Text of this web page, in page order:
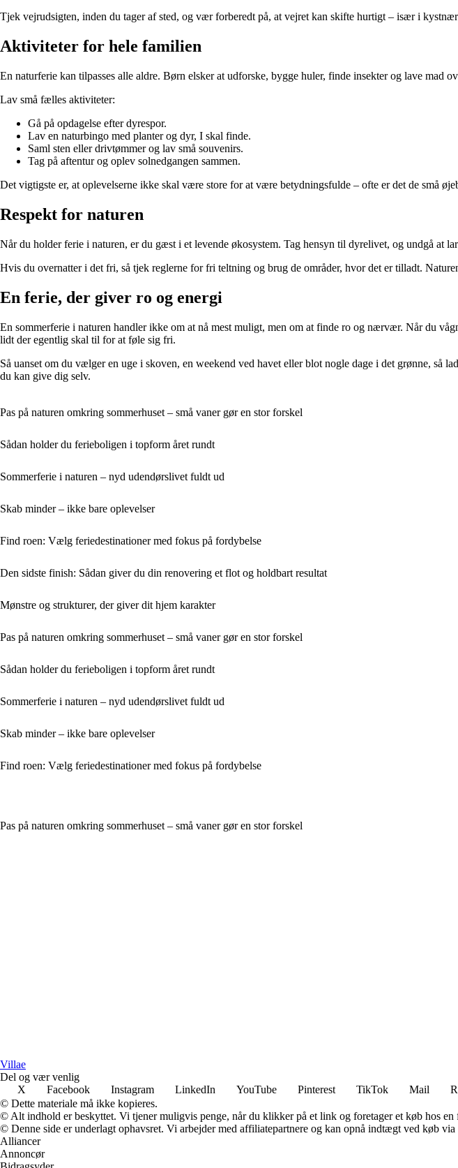
Tjek vejrudsigten, inden du tager af sted, og vær forberedt på, at vejret kan skifte hurtigt – især i
Aktiviteter for hele familien
En naturferie kan tilpasses alle aldre. Børn elsker at udforske, bygge huler, finde insekter og lave mad
Lav små fælles aktiviteter:
Gå på opdagelse efter dyrespor.
Lav en naturbingo med planter og dyr, I skal finde.
Saml sten eller drivtømmer og lav små souvenirs.
Tag på aftentur og oplev solnedgangen sammen.
Det vigtigste er, at oplevelserne ikke skal være store for at være betydningsfulde – ofte er det de små
Respekt for naturen
Når du holder ferie i naturen, er du gæst i et levende økosystem. Tag hensyn til dyrelivet, og undgå at
Hvis du overnatter i det fri, så tjek reglerne for fri teltning og brug de områder, hvor det er tilladt.
En ferie, der giver ro og energi
En sommerferie i naturen handler ikke om at nå mest muligt, men om at finde ro og nærvær. Når du
lidt der egentlig skal til for at føle sig fri.
Så uanset om du vælger en uge i skoven, en weekend ved havet eller blot nogle dage i det grønne, så
du kan give dig selv.
Pas på naturen omkring sommerhuset – små vaner gør en stor forskel
Sådan holder du ferieboligen i topform året rundt
Sommerferie i naturen – nyd udendørslivet fuldt ud
Skab minder – ikke bare oplevelser
Find roen: Vælg feriedestinationer med fokus på fordybelse
Den sidste finish: Sådan giver du din renovering et flot og holdbart resultat
Mønstre og strukturer, der giver dit hjem karakter
Pas på naturen omkring sommerhuset – små vaner gør en stor forskel
Sådan holder du ferieboligen i topform året rundt
Sommerferie i naturen – nyd udendørslivet fuldt ud
Skab minder – ikke bare oplevelser
Find roen: Vælg feriedestinationer med fokus på fordybelse
Pas på naturen omkring sommerhuset – små vaner gør en stor forskel
Villae
Del og vær venlig
X
Facebook Instagram LinkedIn YouTube Pinterest TikTok Mail
© Dette materiale må ikke kopieres.
© Alt indhold er beskyttet. Vi tjener muligvis penge, når du klikker på et link og foretager et køb hos en
© Denne side er underlagt ophavsret. Vi arbejder med affiliatepartnere og kan opnå indtægt ved køb
Alliancer
Annoncør